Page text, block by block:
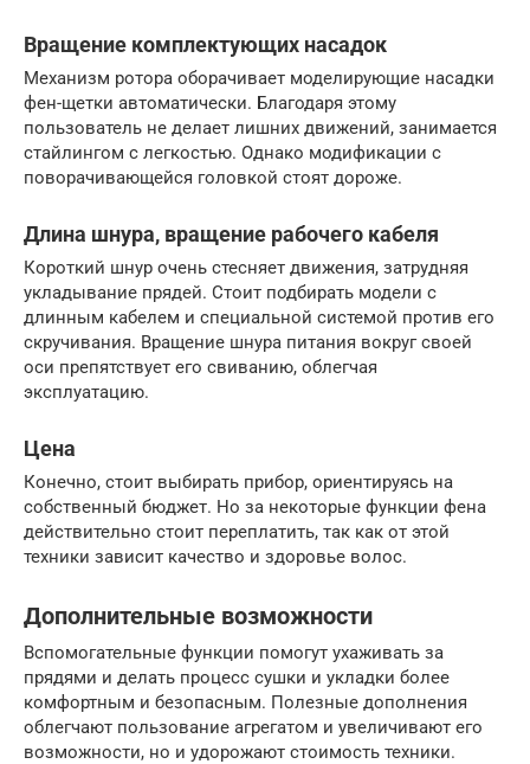
Вращение комплектующих насадок
Механизм ротора оборачивает моделирующие насадки
фен-щетки автоматически. Благодаря этому
пользователь не делает лишних движений, занимается
стайлингом с легкостью. Однако модификации с
поворачивающейся головкой стоят дороже.
Длина шнура, вращение рабочего кабеля
Короткий шнур очень стесняет движения, затрудняя
укладывание прядей. Стоит подбирать модели с
длинным кабелем и специальной системой против его
скручивания. Вращение шнура питания вокруг своей
оси препятствует его свиванию, облегчая
эксплуатацию.
Цена
Конечно, стоит выбирать прибор, ориентируясь на
собственный бюджет. Но за некоторые функции фена
действительно стоит переплатить, так как от этой
техники зависит качество и здоровье волос.
Дополнительные возможности
Вспомогательные функции помогут ухаживать за
прядями и делать процесс сушки и укладки более
комфортным и безопасным. Полезные дополнения
облегчают пользование агрегатом и увеличивают его
возможности, но и удорожают стоимость техники.